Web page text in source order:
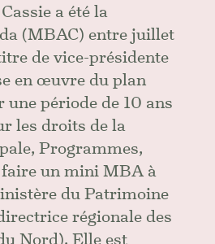
a été la
(MBAC) entre juillet
de vice-présidente
en œuvre du plan
période de 10 ans
les droits de la
Programmes,
un mini MBA à
du Patrimoine
régionale des
Nord). Elle est